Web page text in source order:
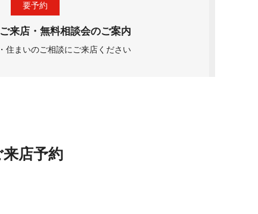
要予約
来店・無料相談会のご案内
住まいのご相談にご来店ください
店予約